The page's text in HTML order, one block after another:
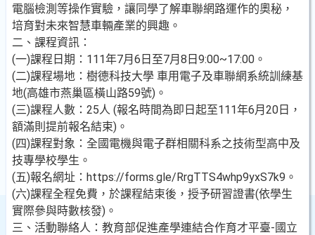
電腦檢測等操作實驗，讓同學了解車聯網路運作的奧秘，
培育對未來智慧車輛產業的興趣。
二、課程資訊：
(一)課程日期：111年7月6日至7月8日9:00~17:00。
(二)課程場地：樹德科技大學 車用電子及車聯網系統訓練基
地(高雄市燕巢區橫山路59號)。
(三)課程人數：25人 (報名時間為即日起至111年6月20日，
額滿則提前報名結束)。
(四)課程對象：全國電機與電子群相關科系之技術型高中及
技專學校學生。
(五)報名網址：https://forms.gle/RrgTTS4whp9yxS7k9。
(六)課程全程免費，於課程結束後，授予研習證書(依學生
實際參與時數核發)。
三、活動聯絡人：教育部促進產學連結合作育才平臺-國立